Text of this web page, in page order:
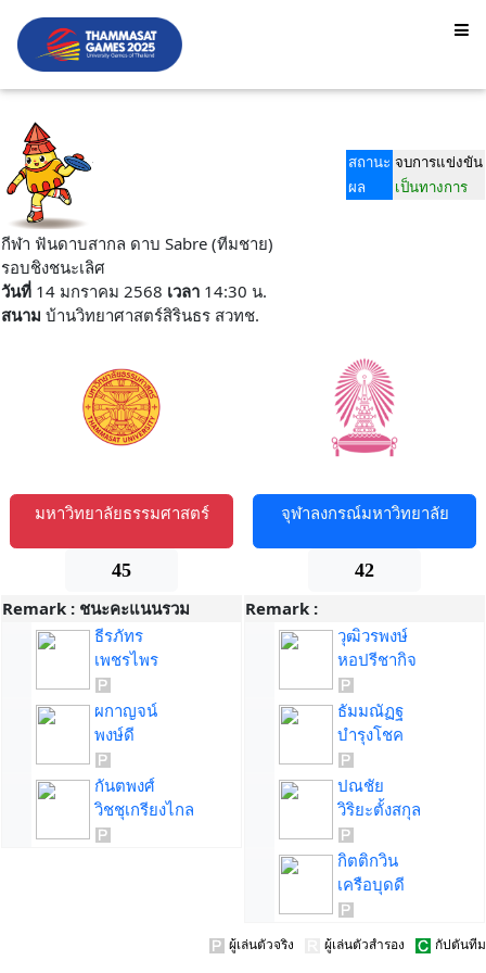
สถานะ จบการแข่งขัน
ผล
เป็นทางการ
กีฬา ฟันดาบสากล ดาบ Sabre (ทีมชาย)
รอบชิงชนะเลิศ
วันที่ 14 มกราคม 2568 เวลา 14:30 น.
สนาม บ้านวิทยาศาสตร์สิรินธร สวทช.
มหาวิทยาลัยธรรมศาสตร์
45
Remark : ชนะคะแนนรวม
ธีรภัทร
เพชรไพร
ผกาญจน์
พงษ์ดี
กันตพงศ์
วิชชุเกรียงไกล
จุฬาลงกรณ์มหาวิทยาลัย
42
Remark :
วุฒิวรพงษ์
หอปรีชากิจ
ธัมมณัฏฐ
บำรุงโชค
ปณชัย
วิริยะตั้งสกุล
กิตติกวิน
เครือบุดดี
ผู้เล่นตัวจริง ผู้เล่นตัวสำรอง กัปตันทีม